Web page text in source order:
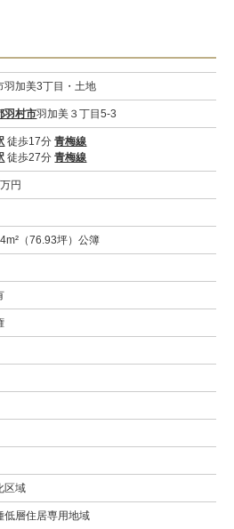
羽加美3丁目・土地
羽村市羽加美３丁目5-3
徒歩17分青梅線
徒歩27分青梅線
円
（76.93坪）公簿
区域
低層住居専用地域